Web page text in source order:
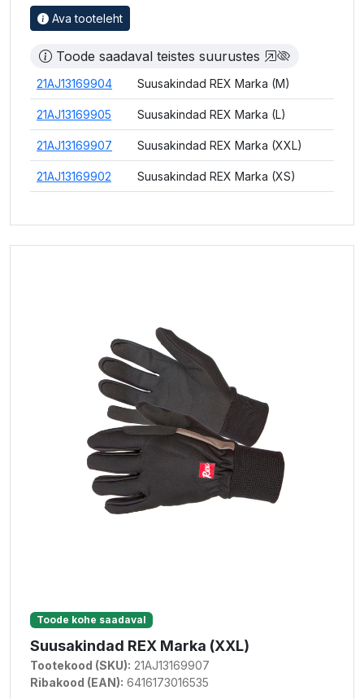
Ava tooteleht
Toode saadaval teistes suurustes
21AJ13169904 Suusakindad REX Marka (M)
21AJ13169905 Suusakindad REX Marka (L)
21AJ13169907 Suusakindad REX Marka (XXL)
21AJ13169902 Suusakindad REX Marka (XS)
Toode kohe saadaval
Suusakindad REX Marka (XXL)
Tootekood (SKU): 21AJ13169907
Ribakood (EAN): 6416173016535